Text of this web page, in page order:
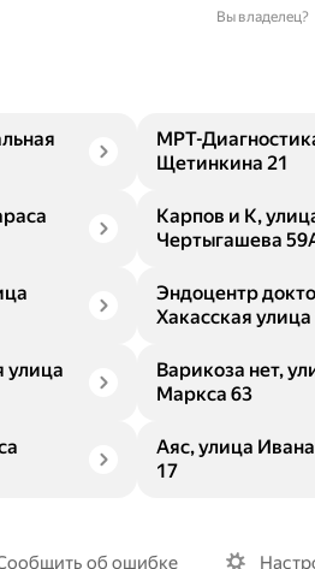
Вы владелец?
МРТ-
Щетинкина 21
Карпов и К,
Чертыгашева
Эндоцентр
Хакасская улица
улица
Варикоза нет,
Маркса 63
Аяс, улица
17
об ошибке